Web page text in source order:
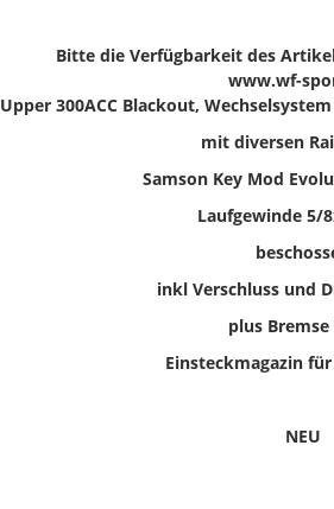
Bitte die Verfügbarkeit des
www.wf-
Upper 300ACC Blackout,
mit diversen
Samson Key Mod
Laufgewinde 5/
inkl Verschluss und
plus Bremse
Einsteckmagazin
NEU